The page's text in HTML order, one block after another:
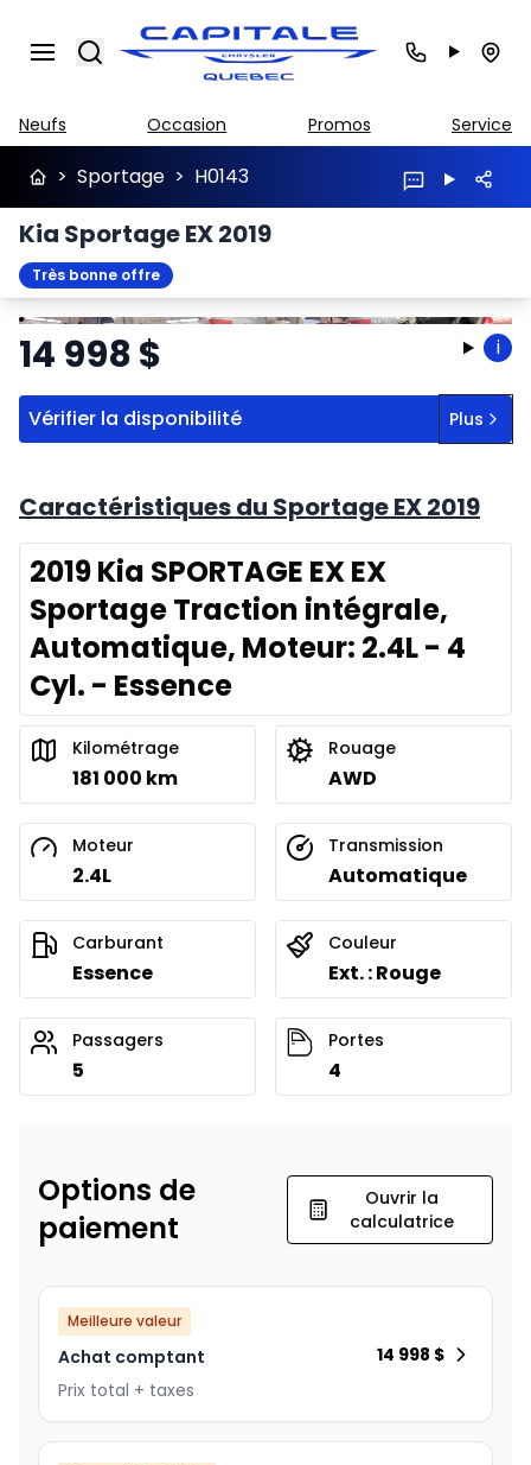
Search
Neufs Occasion Promos Service
> Sportage > H0143
Kia Sportage EX 2019
Très bonne offre
ArrêterPrécédent
Suivant
14 998$ i
Vérifier la disponibilité Plus
Caractéristiques du Sportage EX 2019
2019 Kia SPORTAGE EX EX
Sportage Traction intégrale,
Automatique, Moteur: 2.4L - 4
Cyl. - Essence
Kilométrage
181 000 km
Rouage
AWD
Moteur
2.4L
Transmission
Automatique
Carburant
Essence
Couleur
Ext. : Rouge
Passagers
5
Portes
4
Options de
paiement
Ouvrir la
calculatrice
Meilleure valeur
Achat comptant
Prix total + taxes
14 998 $